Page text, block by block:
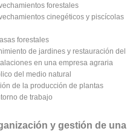
forestales
cinegéticos y piscícolas
forestales
de jardines y restauración
en una empresa agraria
del medio natural
de la producción de plantas
de trabajo
y gestión de